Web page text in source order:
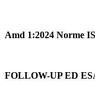
Amd 1:2024 Norme
FOLLOW-UP ED